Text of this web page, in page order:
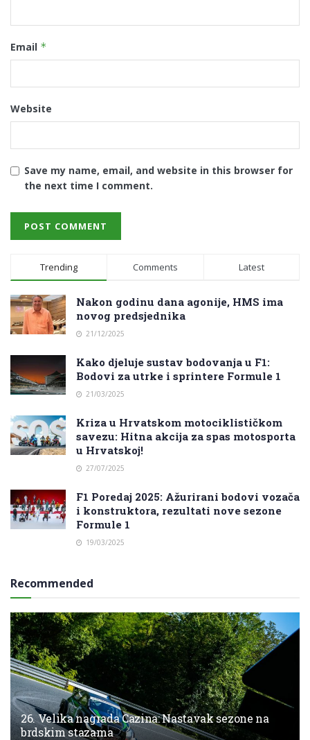
Email *
Website
Save my name, email, and website in this browser for
the next time I comment.
Trending Comments Latest
Nakon godinu dana agonije, HMS ima
novog predsjednika
21/12/2025
Kako djeluje sustav bodovanja u F1:
Bodovi za utrke i sprintere Formule 1
21/03/2025
Kriza u Hrvatskom motociklističkom
savezu: Hitna akcija za spas motosporta
u Hrvatskoj!
27/07/2025
F1 Poredaj 2025: Ažurirani bodovi vozača
i konstruktora, rezultati nove sezone
Formule 1
19/03/2025
Recommended
26. Velika nagrada Cazina: Nastavak sezone na
brdskim stazama